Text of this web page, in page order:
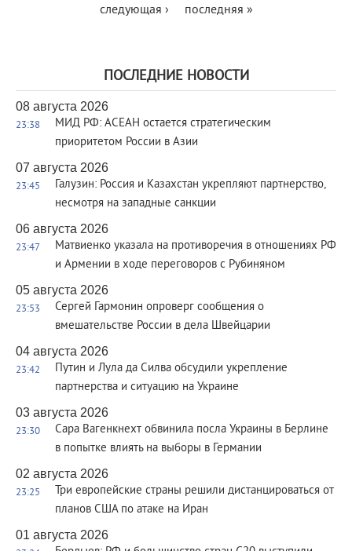
следующая ›
последняя »
ПОСЛЕДНИЕ НОВОСТИ
08 августа 2026
23:38
МИД РФ: АСЕАН остается стратегическим
приоритетом России в Азии
07 августа 2026
23:45
Галузин: Россия и Казахстан укрепляют партнерство,
несмотря на западные санкции
06 августа 2026
23:47
Матвиенко указала на противоречия в отношениях РФ
и Армении в ходе переговоров с Рубиняном
05 августа 2026
23:53
Сергей Гармонин опроверг сообщения о
вмешательстве России в дела Швейцарии
04 августа 2026
23:42
Путин и Лула да Силва обсудили укрепление
партнерства и ситуацию на Украине
03 августа 2026
23:30
Сара Вагенкнехт обвинила посла Украины в Берлине
в попытке влиять на выборы в Германии
02 августа 2026
23:25
Три европейские страны решили дистанцироваться от
планов США по атаке на Иран
01 августа 2026